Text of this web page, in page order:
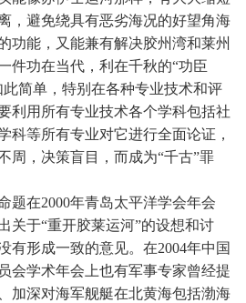
，避免绕具有恶劣海况的好望角海
功能，又能兼有解决胶州湾和莱州
件功在当代，利在千秋的“功臣
简单，特别在各种专业技术和评
利用所有专业技术各个学科包括社
科等所有专业对它进行全面论证，
周，决策盲目，而成为“千古”罪
题在2000年青岛太平洋学会年会
关于“重开胶莱运河”的设想和讨
有形成一致的意见。在2004年中国
会学术年会上也有军事专家曾经提
加深对海军舰艇在北黄海包括渤海